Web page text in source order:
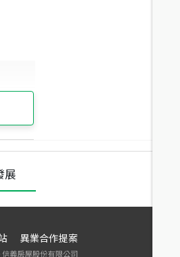
展
異業合作提案
信義房屋股份有限公司